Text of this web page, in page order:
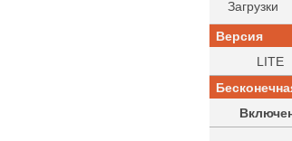
Загрузки
Версия
LITE